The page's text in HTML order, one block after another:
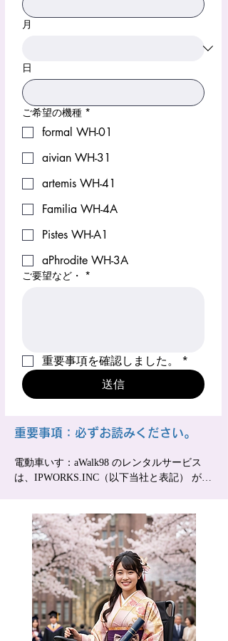
月
日
ご希望の機種 *
formal WH-01
aivian WH-31
artemis WH-41
Familia WH-4A
Pistes WH-A1
aPhrodite WH-3A
ご要望など・ *
重要事項を確認しました。
*
送信
​重要事項：必ずお読みください。
電動車いす：aWalk98 のレンタルサービス
は、IPWORKS.INC（以下当社と表記） が運
の規定です。 当サービスをご利用いただく
場合には、この規約を遵守していただくこと
になります。
1.利用申込み
・利用申込みは、当社ホームページからメー
ルのみの申込み になります。
・利用申込受付後に、確認メールを送信いた